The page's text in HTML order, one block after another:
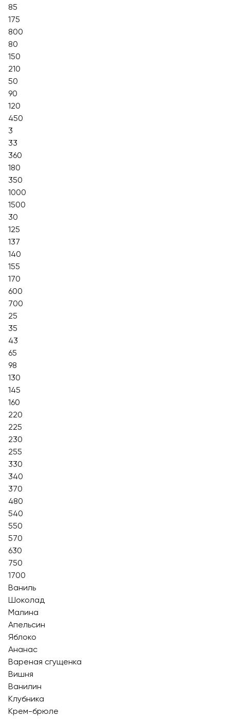
85
175
800
80
150
210
50
90
120
450
3
33
360
180
350
1000
1500
30
125
137
140
155
170
600
700
25
35
43
65
98
130
145
160
220
225
230
255
330
340
370
480
540
550
570
630
750
1700
Ваниль
Шоколад
Малина
Апельсин
Яблоко
Ананас
Вареная сгущенка
Вишня
Ванилин
Клубника
Крем-брюле